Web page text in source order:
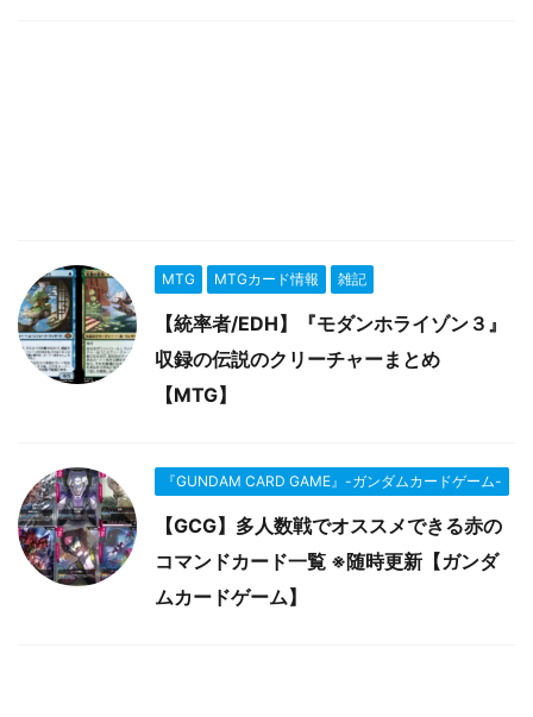
MTG MTGカード情報 雑記
【統率者/EDH】『モダンホライゾン３』
収録の伝説のクリーチャーまとめ
【MTG】
『GUNDAM CARD GAME』-ガンダムカードゲーム-
【GCG】多人数戦でオススメできる赤の
コマンドカード一覧 ※随時更新【ガンダ
ムカードゲーム】